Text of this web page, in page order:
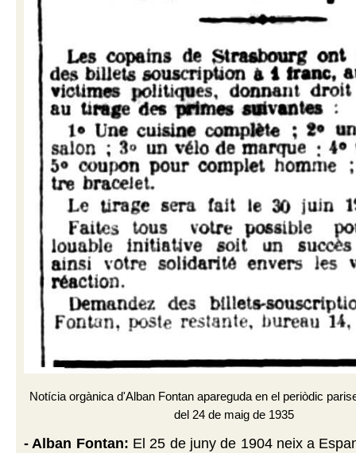
Notícia orgànica d'Alban Fontan apareguda en el periòdic
del 24 de maig de 1935
- Alban Fontan: El 25 de juny de 1904 neix a